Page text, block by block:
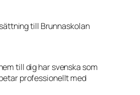
till Brunnaskolan
till dig har svenska som
professionellt med